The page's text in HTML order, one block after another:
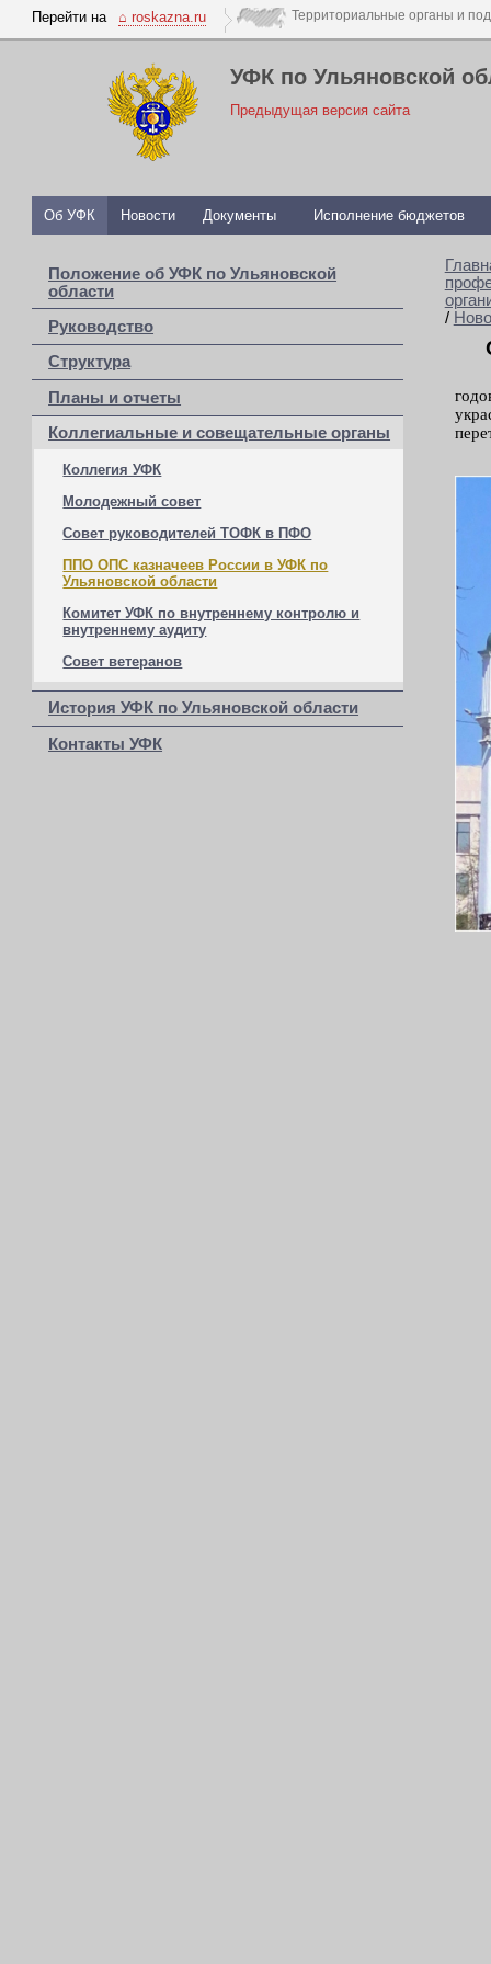
Перейти на ⌂ roskazna.ru
УФК по Ульяновской
Предыдущая версия сайта
Об УФК Новости Документы Исполнение бюджетов
Положение об УФК по Ульяновской
области
Руководство
Структура
Планы и отчеты
Коллегиальные и совещательные органы
Коллегия УФК
Молодежный совет
Совет руководителей ТОФК в ПФО
ППО ОПС казначеев России в УФК по
Ульяновской области
Комитет УФК по внутреннему контролю и
внутреннему аудиту
Совет ветеранов
История УФК по Ульяновской области
Контакты УФК
/